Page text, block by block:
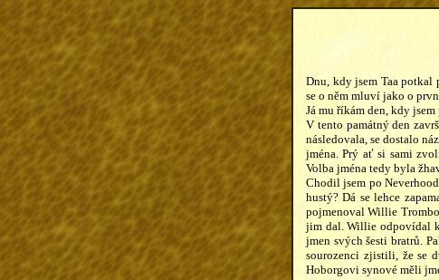
Dnu, kdy jsem Taa potkal
se o něm mluví jako o
Já mu říkám den, kdy
V tento památný den
následovala, se dostalo
jména. Prý ať si sami
Volba jména tedy byla
Chodil jsem po
hustý? Dá se lehce
pojmenoval Willie
jim dal. Willie odpovídal
jmen svých šesti bratrů.
sourozenci zjistili, že se
Hoborgovi synové měli